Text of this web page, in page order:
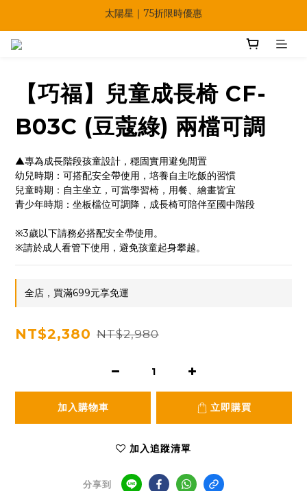
🔥父親節多重優惠一次享！
【快點學】線上課程平台正式上線！
【巧福】兒童成長椅 CF-
B03C (豆蔻綠) 兩檔可調
▲專為成長階段孩童設計，穩固實用避免閒置
幼兒時期：可搭配安全帶使用，培養自主吃飯的習慣
兒童時期：自主坐立，可當學習椅，用餐、繪畫皆宜
青少年時期：坐板檔位可調降，成長椅可陪伴至國中階段
※3歲以下請務必搭配安全帶使用。
※請於成人看管下使用，避免孩童起身攀越。
全店，買滿699元享免運
NT$2,380 NT$2,980
加入購物車 立即購買
加入追蹤清單
分享到